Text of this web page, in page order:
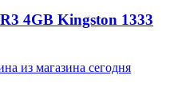
4GB Kingston 1333
из магазина сегодня